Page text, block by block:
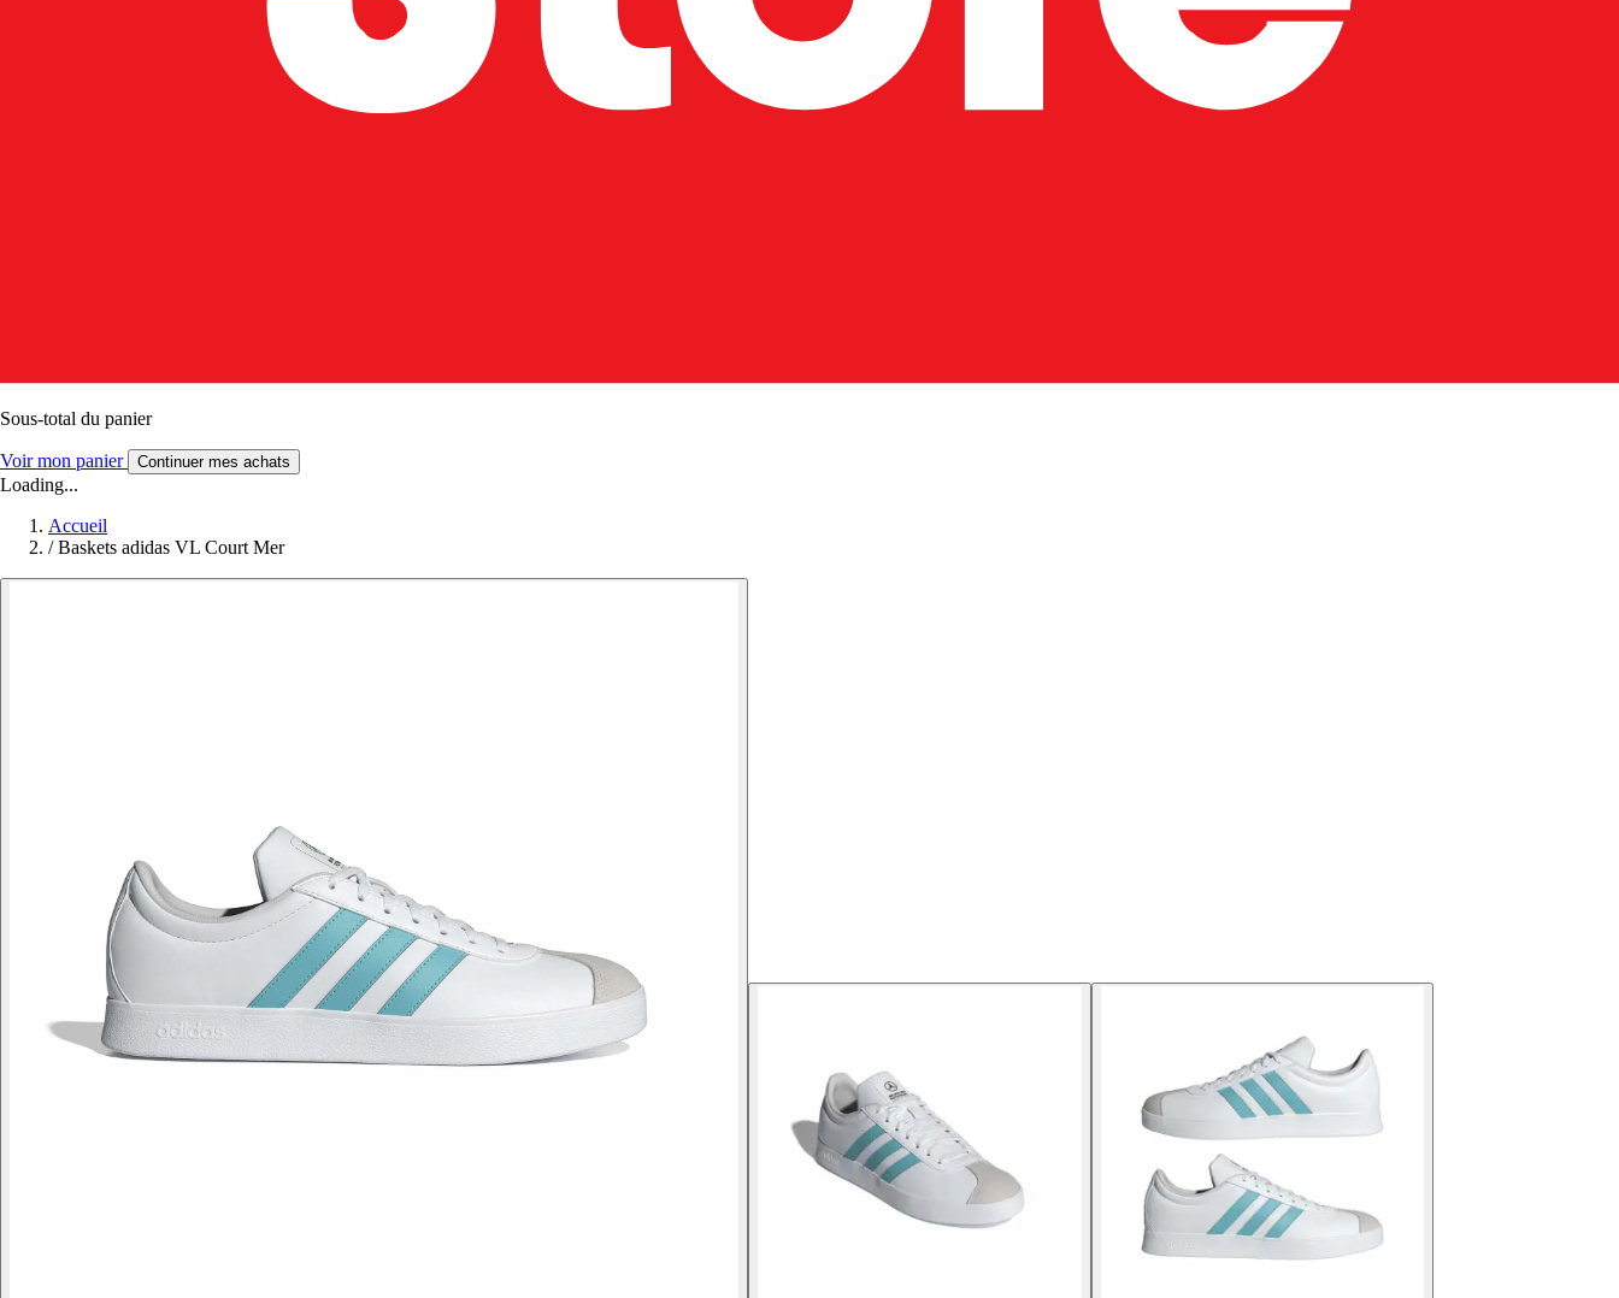
Sous-total du panier
Voir mon panier Continuer mes achats
Loading...
Accueil
/ Baskets adidas VL Court Mer